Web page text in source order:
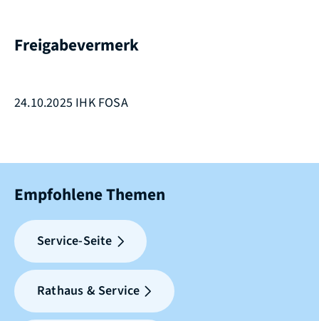
Freigabevermerk
24.10.2025 IHK FOSA
Empfohlene Themen
Service-Seite
Rathaus & Service